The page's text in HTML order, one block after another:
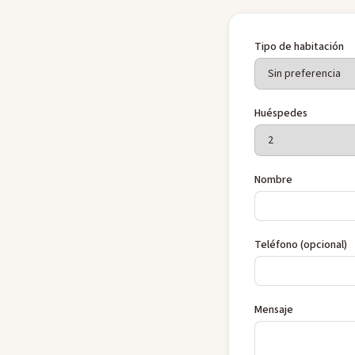
Tipo de habitación
Huéspedes
Nombre
Teléfono (opcional)
Mensaje